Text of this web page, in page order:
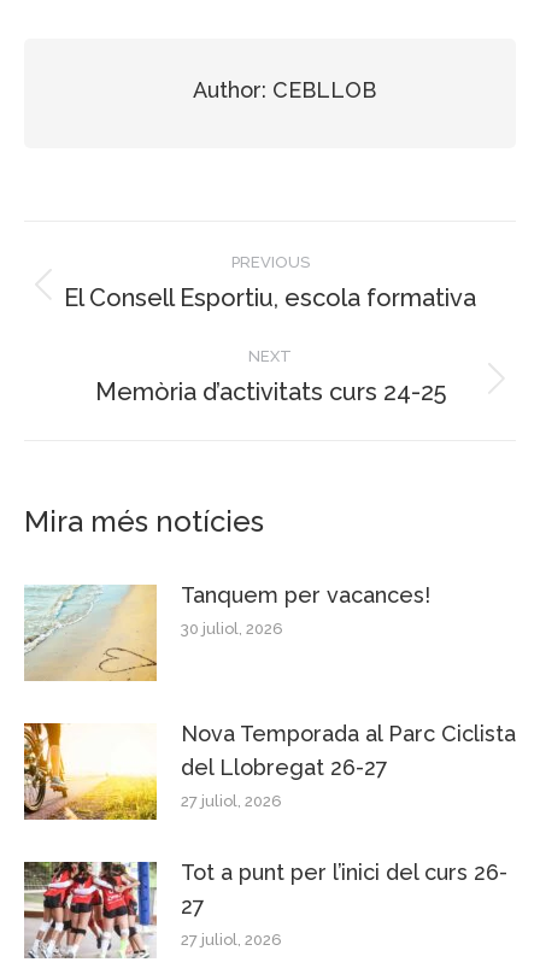
Author: CEBLLOB
navigation
PREVIOUS
Previous
El Consell Esportiu, escola formativa
NEXT
Next
Memòria d’activitats curs 24-25
Mira més notícies
Tanquem per vacances!
30 juliol, 2026
Nova Temporada al Parc Ciclista
del Llobregat 26-27
27 juliol, 2026
Tot a punt per l’inici del curs 26-
27
27 juliol, 2026